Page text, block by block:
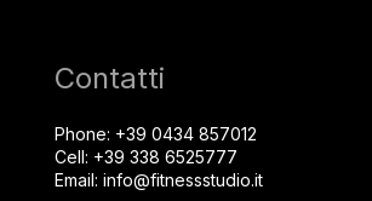
Contatti
Phone: +39 0434 857012
Cell: +39 338 6525777
Email: info@fitnessstudio.it